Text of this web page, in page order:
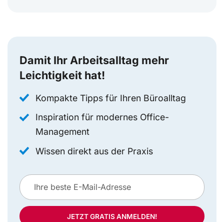
Damit Ihr Arbeitsalltag mehr
Leichtigkeit hat!
Kompakte Tipps für Ihren Büroalltag
Inspiration für modernes Office-
Management
Wissen direkt aus der Praxis
JETZT GRATIS ANMELDEN!